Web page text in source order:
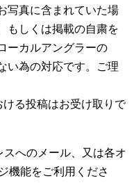
写真に含まれていた場
もしくは掲載の自粛を
ーカルアングラーの
い為の対応です。ご理
る投稿はお受け取りで
へのメール、又は各オ
機能をご利用くださ